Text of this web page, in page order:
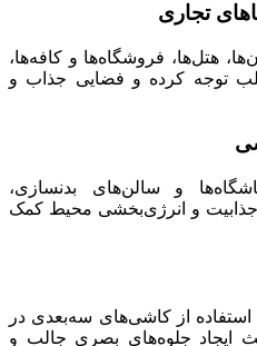
تجاری
هتل‌ها، فروشگاه‌ها و کافه‌ها،
توجه کرده و فضایی جذاب و
و سالن‌های بدنسازی،
و انرژی‌بخشی محیط کمک
از کاشی‌های سه‌بعدی در
ایجاد جلوه‌های بصری جالب و